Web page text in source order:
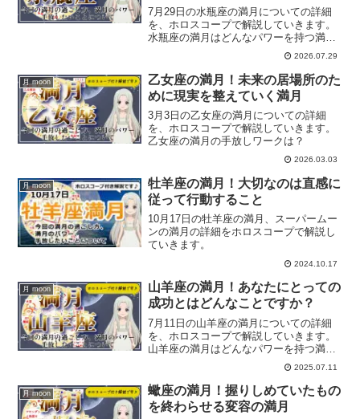
7月29日の水瓶座の満月についての詳細
を、ホロスコープで解説していきます。
水瓶座の満月はどんなパワーを持つ満月
なのか？この動画を見ることで、今回の
水瓶座の満月の過ごし方や水瓶座の満月
のパワーについて知ることができます。
2026.07.29
月 moon
乙女座の満月！未来の居場所のた
めに現実を整えていく満月
3月3日の乙女座の満月についての詳細
を、ホロスコープで解説していきます。
乙女座の満月の手放しワークは？
2026.03.03
月 moon
牡羊座の満月！大切なのは直感に
従って行動すること
10月17日の牡羊座の満月、スーパームー
ンの満月の詳細をホロスコープで解説し
ていきます。
2024.10.17
月 moon
山羊座の満月！あなたにとっての
成功とはどんなことですか？
7月11日の山羊座の満月についての詳細
を、ホロスコープで解説していきます。
山羊座の満月はどんなパワーを持つ満月
2025.07.11
月 moon
蠍座の満月！握りしめていたもの
を終わらせる変容の満月